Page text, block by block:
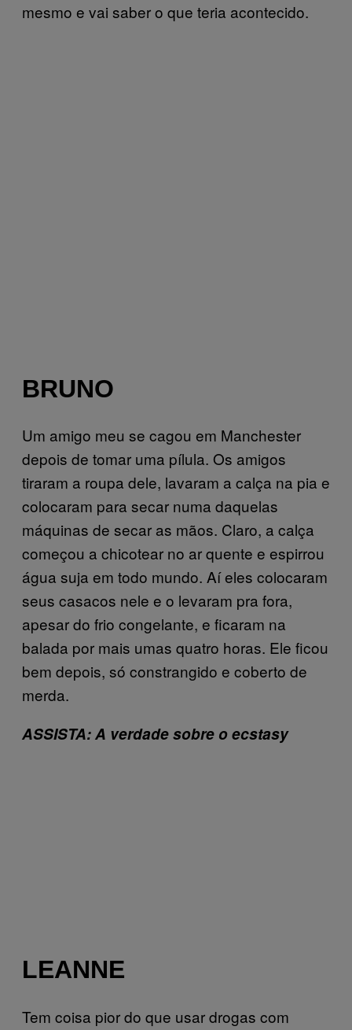
mesmo e vai saber o que teria acontecido.
BRUNO
Um amigo meu se cagou em Manchester
depois de tomar uma pílula. Os amigos
tiraram a roupa dele, lavaram a calça na pia e
colocaram para secar numa daquelas
máquinas de secar as mãos. Claro, a calça
começou a chicotear no ar quente e espirrou
água suja em todo mundo. Aí eles colocaram
seus casacos nele e o levaram pra fora,
apesar do frio congelante, e ficaram na
balada por mais umas quatro horas. Ele ficou
bem depois, só constrangido e coberto de
merda.
ASSISTA: A verdade sobre o ecstasy
LEANNE
Tem coisa pior do que usar drogas com